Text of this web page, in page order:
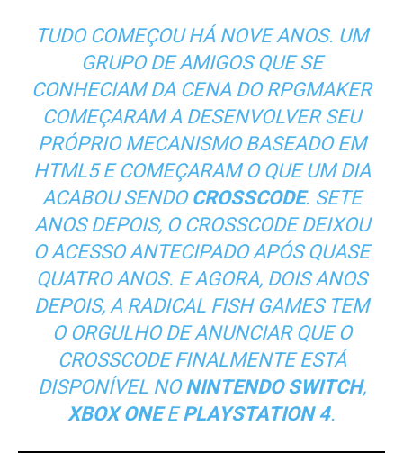
TUDO COMEÇOU HÁ NOVE ANOS. UM
GRUPO DE AMIGOS QUE SE
CONHECIAM DA CENA DO RPGMAKER
COMEÇARAM A DESENVOLVER SEU
PRÓPRIO MECANISMO BASEADO EM
HTML5 E COMEÇARAM O QUE UM DIA
ACABOU SENDO CROSSCODE. SETE
ANOS DEPOIS, O CROSSCODE DEIXOU
O ACESSO ANTECIPADO APÓS QUASE
QUATRO ANOS. E AGORA, DOIS ANOS
DEPOIS, A RADICAL FISH GAMES TEM
O ORGULHO DE ANUNCIAR QUE O
CROSSCODE FINALMENTE ESTÁ
DISPONÍVEL NONINTENDO SWITCH,
XBOX ONEEPLAYSTATION 4.